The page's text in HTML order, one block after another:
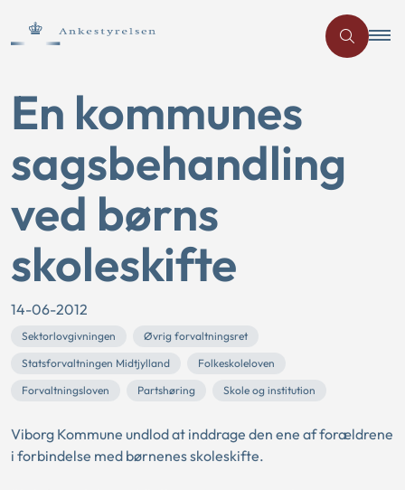
En kommunes
sagsbehandling
ved børns
skoleskifte
14-06-2012
Sektorlovgivningen
Øvrig forvaltningsret
Statsforvaltningen Midtjylland
Folkeskoleloven
Forvaltningsloven
Partshøring Skole og institution
Viborg Kommune undlod at inddrage den ene af forældrene
i forbindelse med børnenes skoleskifte.